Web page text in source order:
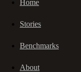
Home
Stories
Benchmarks
About